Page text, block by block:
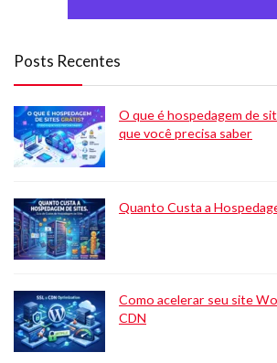
Posts Recentes
O que é hospedagem de
que você precisa saber
Quanto Custa a
Como acelerar seu site
CDN